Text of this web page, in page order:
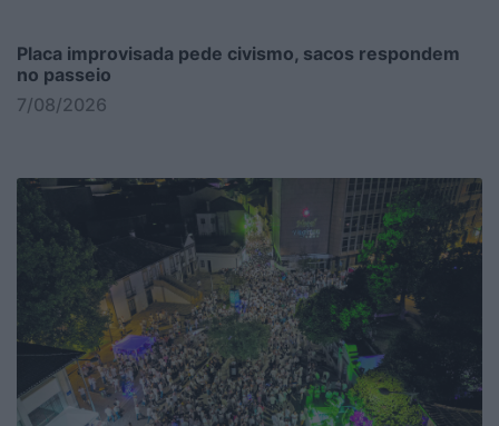
Placa improvisada pede civismo, sacos respondem
no passeio
7/08/2026